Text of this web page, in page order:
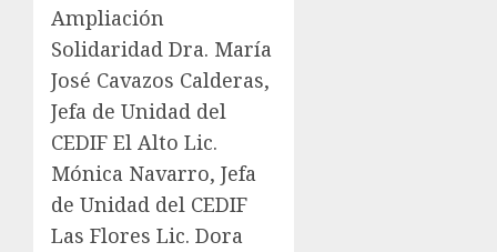
Ampliación
Solidaridad Dra. María
José Cavazos Calderas,
Jefa de Unidad del
CEDIF El Alto Lic.
Mónica Navarro, Jefa
de Unidad del CEDIF
Las Flores Lic. Dora